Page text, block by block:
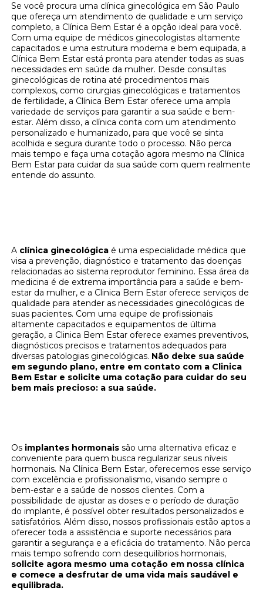
Se você procura uma clínica ginecológica em São Paulo
que ofereça um atendimento de qualidade e um serviço
completo, a Clínica Bem Estar é a opção ideal para você.
Com uma equipe de médicos ginecologistas altamente
capacitados e uma estrutura moderna e bem equipada, a
Clínica Bem Estar está pronta para atender todas as suas
necessidades em saúde da mulher. Desde consultas
ginecológicas de rotina até procedimentos mais
complexos, como cirurgias ginecológicas e tratamentos
de fertilidade, a Clínica Bem Estar oferece uma ampla
variedade de serviços para garantir a sua saúde e bem-
estar. Além disso, a clínica conta com um atendimento
personalizado e humanizado, para que você se sinta
acolhida e segura durante todo o processo. Não perca
mais tempo e faça uma cotação agora mesmo na Clínica
Bem Estar para cuidar da sua saúde com quem realmente
entende do assunto.
A clínica ginecológica é uma especialidade médica que
visa a prevenção, diagnóstico e tratamento das doenças
relacionadas ao sistema reprodutor feminino. Essa área da
medicina é de extrema importância para a saúde e bem-
estar da mulher, e a Clinica Bem Estar oferece serviços de
qualidade para atender as necessidades ginecológicas de
suas pacientes. Com uma equipe de profissionais
altamente capacitados e equipamentos de última
geração, a Clinica Bem Estar oferece exames preventivos,
diagnósticos precisos e tratamentos adequados para
diversas patologias ginecológicas. Não deixe sua saúde
em segundo plano, entre em contato com a Clinica
Bem Estar e solicite uma cotação para cuidar do seu
bem mais precioso: a sua saúde.
Os implantes hormonais são uma alternativa eficaz e
conveniente para quem busca regularizar seus níveis
hormonais. Na Clínica Bem Estar, oferecemos esse serviço
com excelência e profissionalismo, visando sempre o
bem-estar e a saúde de nossos clientes. Com a
possibilidade de ajustar as doses e o período de duração
do implante, é possível obter resultados personalizados e
satisfatórios. Além disso, nossos profissionais estão aptos a
oferecer toda a assistência e suporte necessários para
garantir a segurança e a eficácia do tratamento. Não perca
mais tempo sofrendo com desequilíbrios hormonais,
solicite agora mesmo uma cotação em nossa clínica
e comece a desfrutar de uma vida mais saudável e
equilibrada.